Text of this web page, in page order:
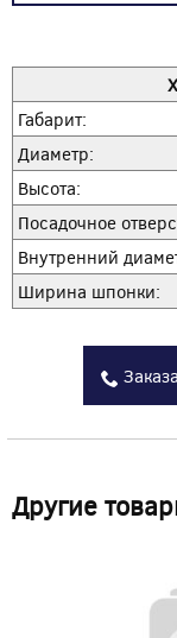
Габарит:
Диаметр:
Высота:
Посадочное
Внутренний
Ширина шпонки:
Другие